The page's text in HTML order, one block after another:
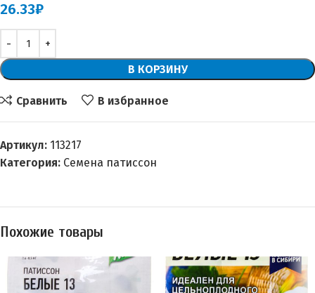
26.33₽
В КОРЗИНУ
Сравнить В избранное
Артикул: 113217
Категория: Семена патиссон
Похожие товары